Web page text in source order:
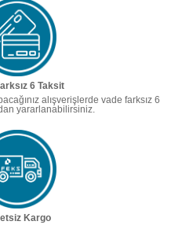
6 Taksit
alışverişlerde vade farksız 6
yararlanabilirsiniz.
Kargo